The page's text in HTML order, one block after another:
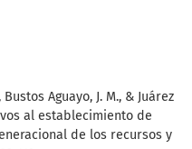
Aguayo, J. M., & Juárez
al establecimiento de
de los recursos y